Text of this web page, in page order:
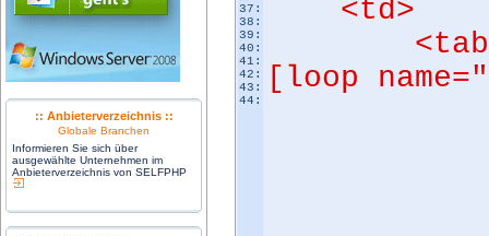
:: Anbieterverzeichnis ::
Globale Branchen
Informieren Sie sich über
ausgewählte Unternehmen im
Anbieterverzeichnis von SELFPHP
37:
38:
39:
40:
41:
42:
43:
44:
<td>
[loop